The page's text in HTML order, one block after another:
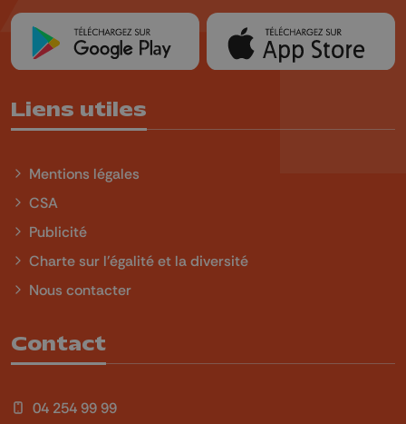
Liens utiles
Mentions légales
CSA
Publicité
Charte sur l'égalité et la diversité
Nous contacter
Contact
04 254 99 99